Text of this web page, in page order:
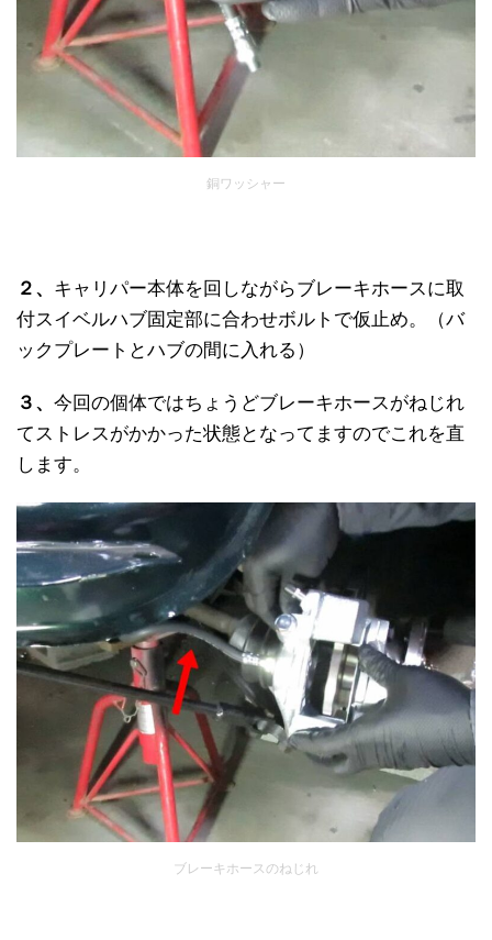
銅ワッシャー
２、 キャリパー本体を回しながらブレーキホースに取
付スイベルハブ固定部に合わせボルトで仮止め。（バ
ックプレートとハブの間に入れる）
３、 今回の個体ではちょうどブレーキホースがねじれ
てストレスがかかった状態となってますのでこれを直
します。
ブレーキホースのねじれ